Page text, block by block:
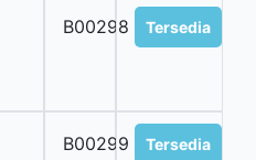
B00298 Tersedia
B00299 Tersedia